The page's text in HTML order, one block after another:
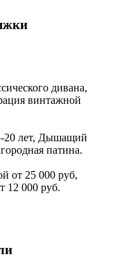
дивана,
винтажной
20 лет, Дышащий
патина.
от 25 000 руб,
12 000 руб.